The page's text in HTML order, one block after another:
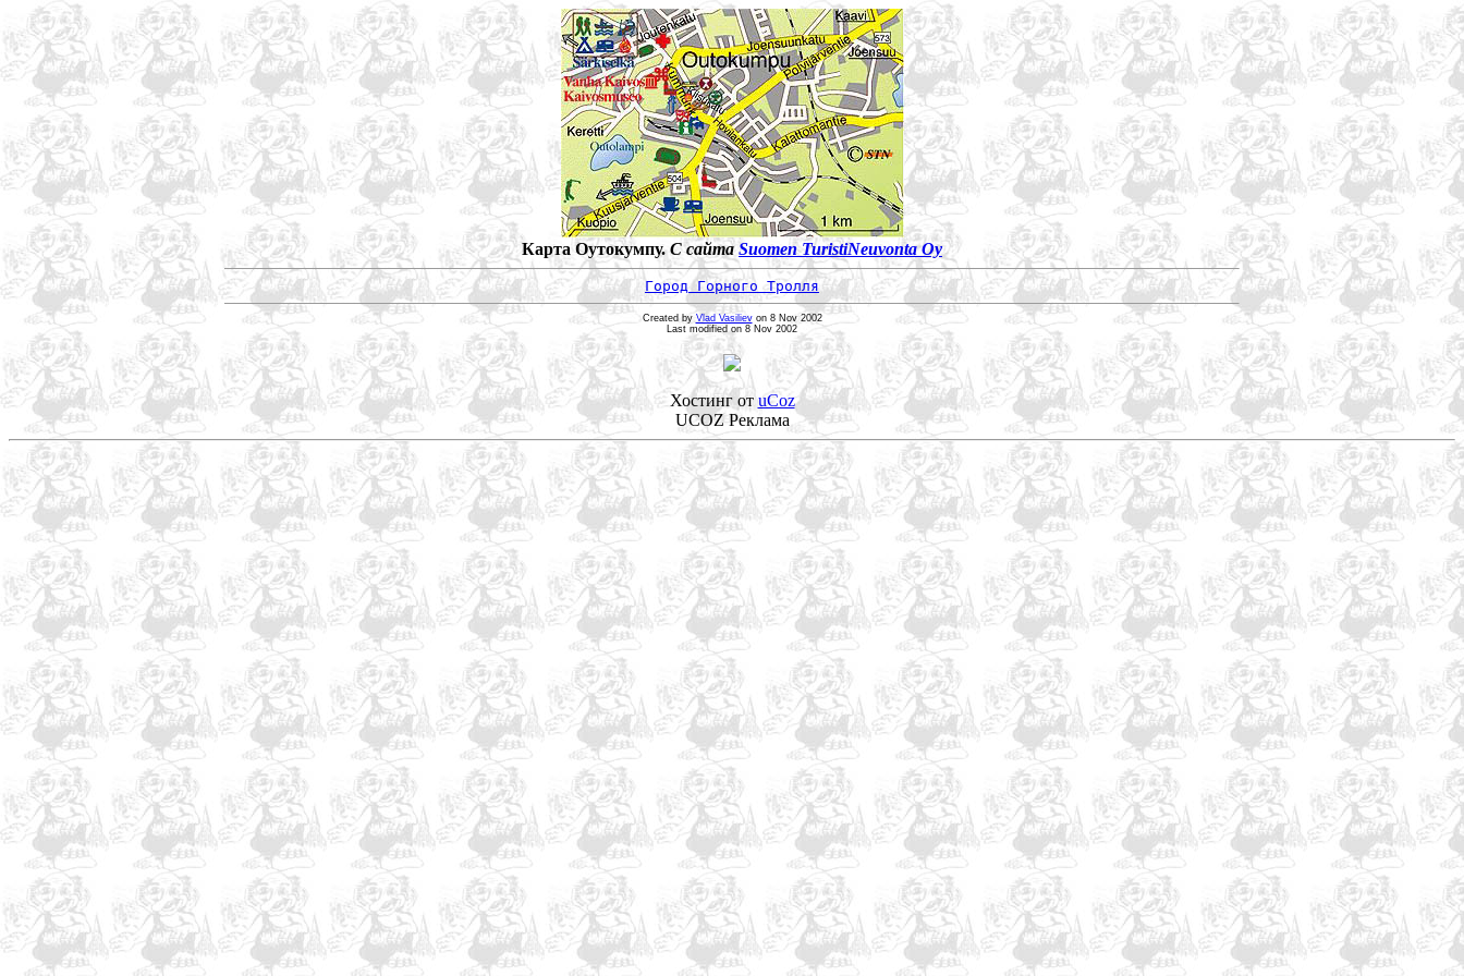
Карта Оутокумпу.С сайтаSuomen TuristiNeuvonta Oy
Город Горного Тролля
Created by Vlad Vasilievon 8 Nov 2002
Last modified on 8 Nov 2002
Хостинг от uCoz
UCOZ Реклама